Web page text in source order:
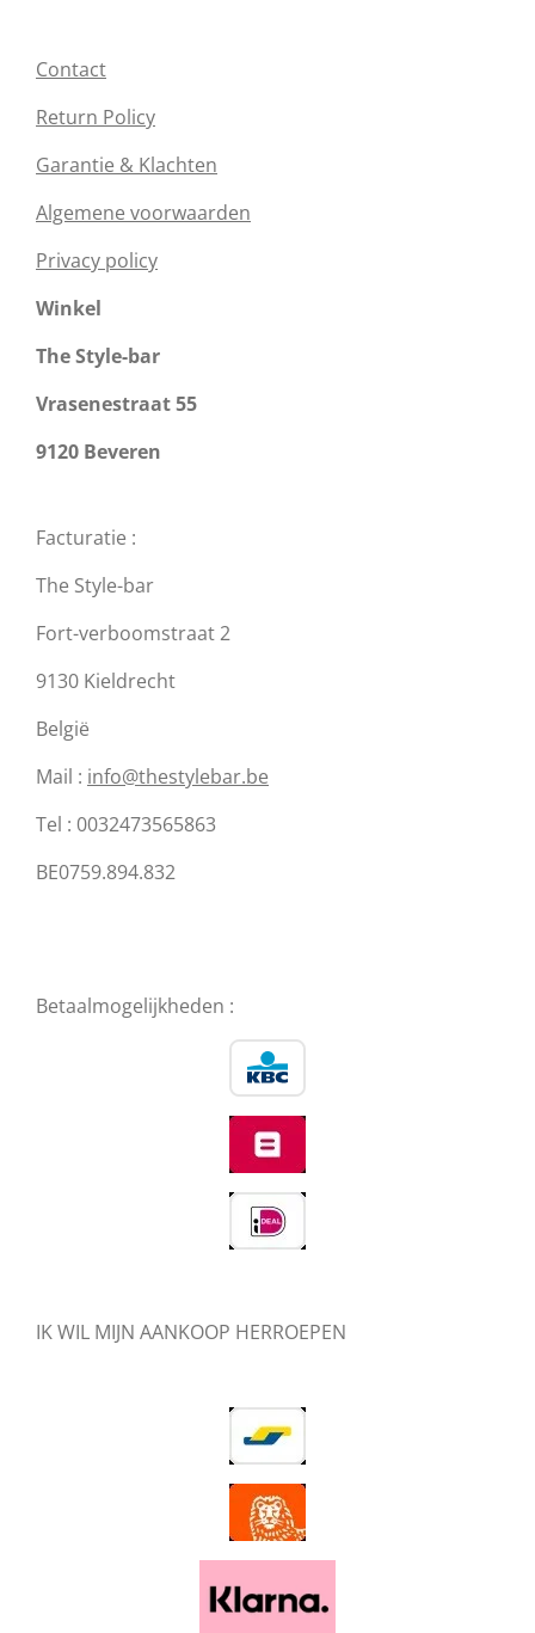
Contact
Return Policy
Garantie & Klachten
Algemene voorwaarden
Privacy policy
Winkel
The Style-bar
Vrasenestraat 55
9120 Beveren
Facturatie :
The Style-bar
Fort-verboomstraat 2
9130 Kieldrecht
België
Mail : info@thestylebar.be
Tel : 0032473565863
BE0759.894.832
Betaalmogelijkheden :
IK WIL MIJN AANKOOP HERROEPEN